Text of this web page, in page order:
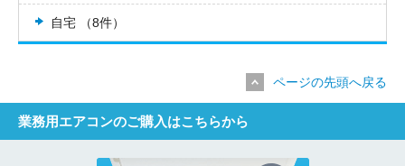
自宅 （8件）
ページの先頭へ戻る
業務用エアコンのご購入はこちらから